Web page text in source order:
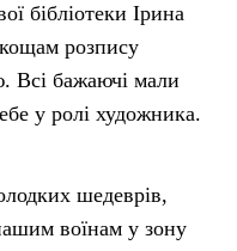
бібліотеки Ірина
розпису
Всі бажаючі мали
у ролі художника.
шедеврів,
воїнам у зону